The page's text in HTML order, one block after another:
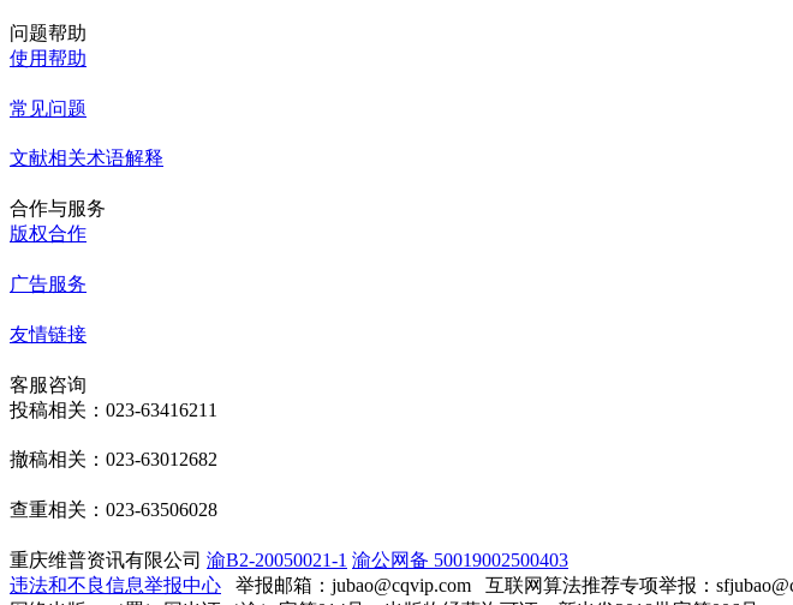
问题帮助
使用帮助
常见问题
文献相关术语解释
合作与服务
版权合作
广告服务
友情链接
客服咨询
投稿相关：023-63416211
撤稿相关：023-63012682
查重相关：023-63506028
重庆维普资讯有限公司 渝B2-20050021-1 渝公网备 50019002500403
违法和不良信息举报中心 举报邮箱：jubao@cqvip.com 互联网算法推荐专项举报：